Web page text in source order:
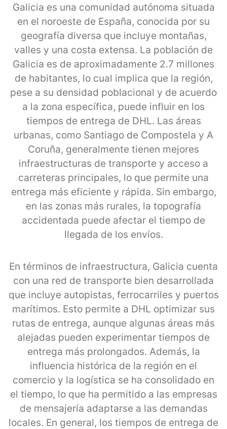
Galicia es una comunidad autónoma situada
en el noroeste de España, conocida por su
geografía diversa que incluye montañas,
valles y una costa extensa. La población de
Galicia es de aproximadamente 2.7 millones
de habitantes, lo cual implica que la región,
pese a su densidad poblacional y de acuerdo
a la zona específica, puede influir en los
tiempos de entrega de DHL. Las áreas
urbanas, como Santiago de Compostela y A
Coruña, generalmente tienen mejores
infraestructuras de transporte y acceso a
carreteras principales, lo que permite una
entrega más eficiente y rápida. Sin embargo,
en las zonas más rurales, la topografía
accidentada puede afectar el tiempo de
llegada de los envíos.
En términos de infraestructura, Galicia cuenta
con una red de transporte bien desarrollada
que incluye autopistas, ferrocarriles y puertos
marítimos. Esto permite a DHL optimizar sus
rutas de entrega, aunque algunas áreas más
alejadas pueden experimentar tiempos de
entrega más prolongados. Además, la
influencia histórica de la región en el
comercio y la logística se ha consolidado en
el tiempo, lo que ha permitido a las empresas
de mensajería adaptarse a las demandas
locales. En general, los tiempos de entrega de